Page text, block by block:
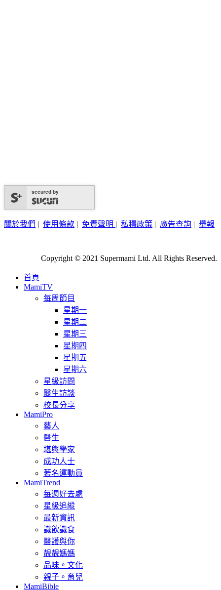
secured by
關於我們 | 使用條款 | 免責聲明 | 私穩政策 | 廣告查詢 | 舉報
Copyright © 2021 Supermami Ltd. All Rights Reserved.
首頁
MamiTV
每周節目
星期一
星期二
星期三
星期四
星期五
星期六
星級訪問
醫生訪談
校長分享
MamiPro
藝人
醫生
堪輿學家
成功人士
著名運動員
MamiTrend
每週好去處
星級追縱
最新資訊
識飲識食
醫護與你
靚靚媽媽
品味。文化
親子。育兒
MamiBible